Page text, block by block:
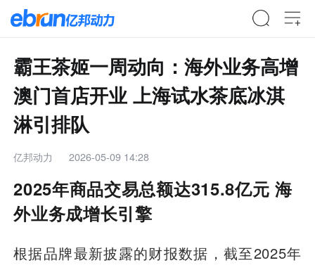
霸王茶姬一周动向：海外业务高增
澳门首店开业 上海试水茶底冰淇
淋引排队
亿邦动力 2026-05-09 14:28
2025年商品交易总额达315.8亿元 海
外业务成增长引擎
根据品牌最新披露的财报数据，截至2025年